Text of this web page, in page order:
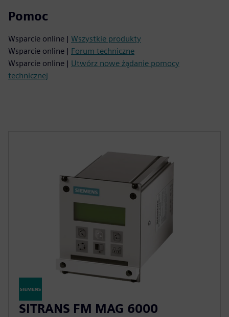
Pomoc
Wsparcie online | Wszystkie produkty
Wsparcie online | Forum techniczne
Wsparcie online | Utwórz nowe żądanie pomocy
technicznej
SITRANS FM MAG 6000